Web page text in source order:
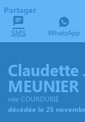
Partager
SMS WhatsApp
Claudette
MEUNIER
née COURDURIÉ
décédée le 25